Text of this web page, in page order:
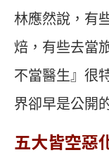
林應然說，有
焙，有些去當
不當醫生』很
界卻早是公開
五大皆空